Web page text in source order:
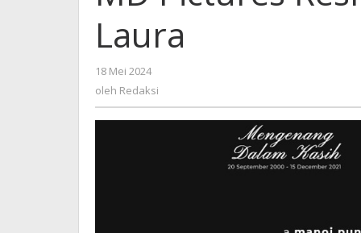
Laura
18 Mei 2024
oleh Redaksi